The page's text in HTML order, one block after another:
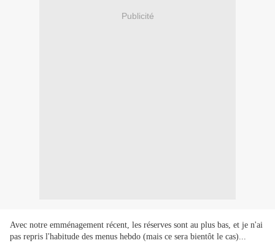
Publicité
Avec notre emménagement récent, les réserves sont au plus bas, et je n'ai
pas repris l'habitude des menus hebdo (mais ce sera bientôt le cas)...